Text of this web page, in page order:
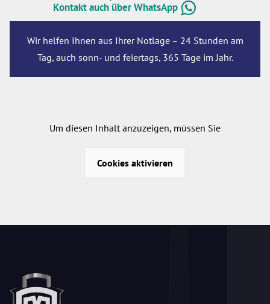
Kontakt auch über WhatsApp
Wir helfen Ihnen aus Ihrer Notlage – 24 Stunden am
Tag, auch sonn- und feiertags, 365 Tage im Jahr.
Um diesen Inhalt anzuzeigen, müssen Sie
Cookies aktivieren